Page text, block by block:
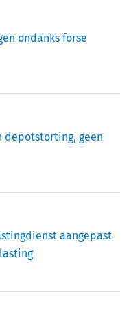
ondanks forse
depotstorting, geen
aangepast